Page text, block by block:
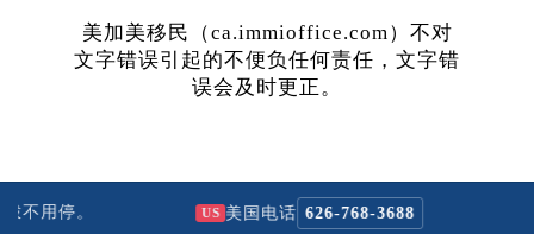
不用停。 US 美国电话 626-768-3688
美加美移民（ca.immioffice.com）不对
文字错误引起的不便负任何责任，文字错
误会及时更正。